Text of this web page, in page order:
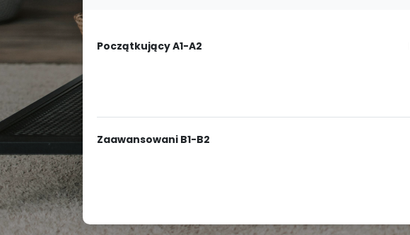
Początkujący A1-A2
Zaawansowani B1-B2